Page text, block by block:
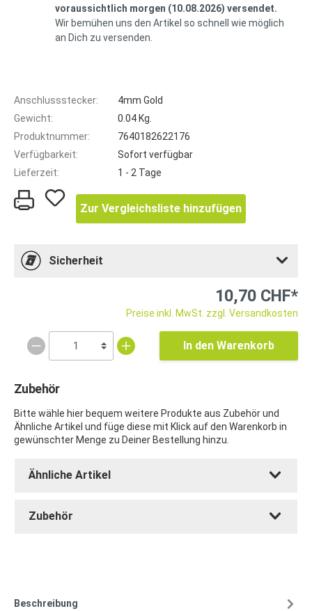
voraussichtlich morgen (10.08.2026) versendet.
Wir bemühen uns den Artikel so schnell wie möglich
an Dich zu versenden.
Anschlussstecker:
4mm Gold
Gewicht:
0.04 Kg.
Produktnummer:
7640182622176
Verfügbarkeit:
Sofort verfügbar
Lieferzeit:
1 - 2 Tage
Zur Vergleichsliste hinzufügen
Sicherheit
10,70 CHF*
Preise inkl. MwSt. zzgl. Versandkosten
In den Warenkorb
Zubehör
Bitte wähle hier bequem weitere Produkte aus Zubehör und
Ähnliche Artikel und füge diese mit Klick auf den Warenkorb in
gewünschter Menge zu Deiner Bestellung hinzu.
Ähnliche Artikel
Zubehör
Beschreibung